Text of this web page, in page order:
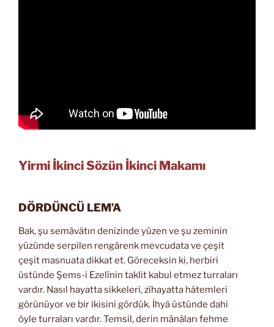
Yirmi İkinci Sözün İkinci Makamı
DÖRDÜNCÜ LEM’A
Bak, şu semâvâtın denizinde yüzen ve şu zeminin
yüzünde serpilen rengârenk mevcudata ve çeşit
çeşit masnuata dikkat et. Göreceksin ki, herbiri
üstünde Şems-i Ezelînin taklit kabul etmez turraları
vardır. Nasıl hayatta sikkeleri, zîhayatta hâtemleri
görünüyor ve bir ikisini gördük. İhyâ üstünde dahi
öyle turraları vardır. Temsil, derin mânâları fehme